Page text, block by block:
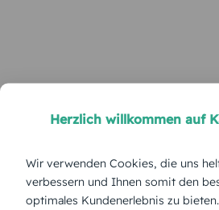
Herzlich willkommen auf
Wir verwenden Cookies, die uns
verbessern und Ihnen somit den
optimales Kundenerlebnis zu